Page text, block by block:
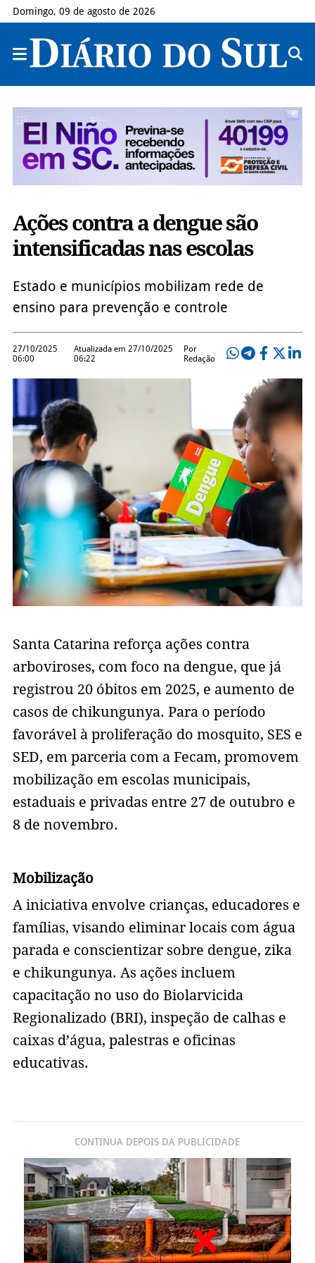
Domingo, 09 de agosto de 2026
Ações contra a dengue são
intensificadas nas escolas
Estado e municípios mobilizam rede de
ensino para prevenção e controle
27/10/2025
06:00
Atualizada em 27/10/2025
06:22
Por
Redação
Santa Catarina reforça ações contra
arboviroses, com foco na dengue, que já
registrou 20 óbitos em 2025, e aumento de
casos de chikungunya. Para o período
favorável à proliferação do mosquito, SES e
SED, em parceria com a Fecam, promovem
mobilização em escolas municipais,
estaduais e privadas entre 27 de outubro e
8 de novembro.
Mobilização
A iniciativa envolve crianças, educadores e
famílias, visando eliminar locais com água
parada e conscientizar sobre dengue, zika
e chikungunya. As ações incluem
capacitação no uso do Biolarvicida
Regionalizado (BRI), inspeção de calhas e
caixas d’água, palestras e oficinas
educativas.
CONTINUA DEPOIS DA PUBLICIDADE